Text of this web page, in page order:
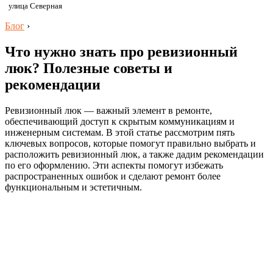
улица Северная
Блог ›
Что нужно знать про ревизионный
люк? Полезные советы и
рекомендации
Ревизионный люк — важный элемент в ремонте,
обеспечивающий доступ к скрытым коммуникациям и
инженерным системам. В этой статье рассмотрим пять
ключевых вопросов, которые помогут правильно выбрать и
расположить ревизионный люк, а также дадим рекомендации
по его оформлению. Эти аспекты помогут избежать
распространенных ошибок и сделают ремонт более
функциональным и эстетичным.